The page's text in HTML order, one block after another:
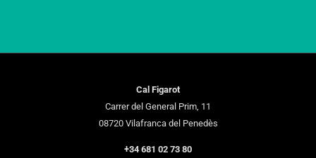
Cal Figarot
Carrer del General Prim, 11
08720 Vilafranca del Penedès
+34 681 02 73 80